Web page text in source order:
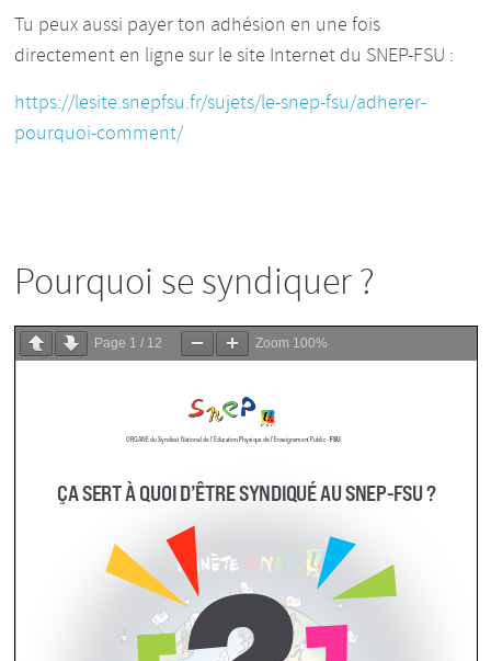
Tu peux aussi payer ton adhésion en une fois
directement en ligne sur le site Internet du SNEP-FSU :
https://lesite.snepfsu.fr/sujets/le-snep-fsu/adherer-
pourquoi-comment/
Pourquoi se syndiquer ?
Page 1 / 12 Zoom 100%